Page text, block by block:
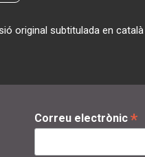
original subtitulada en català
Correu electrònic *